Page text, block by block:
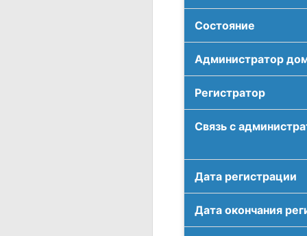
Соcтояние
Администратор
Регистратор
Связь с
Дата регистрации
Дата окончания